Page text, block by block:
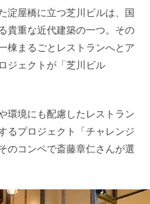
淀屋橋に立つ芝川ビルは、国
貴重な近代建築の一つ。その
棟まるごとレストランへとア
ジェクトが「芝川ビル
環境にも配慮したレストラン
るプロジェクト「チャレンジ
のコンペで斎藤章仁さんが選